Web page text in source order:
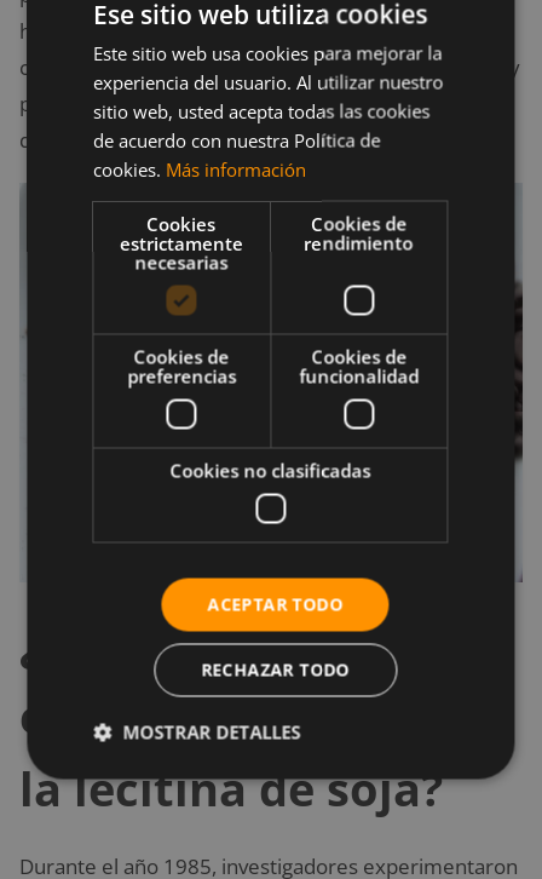
humano. Aún así, no sólo estamos expuestos a los
compuestos químicos utilizados para el crecimiento y
producción de la soja, sino a casi todos los alimentos
que consumimos.
¿Cuáles son los
efectos negativos de
la lecitina de soja?
Durante el año 1985, investigadores experimentaron
Ese sitio web utiliza cookies
Este sitio web usa cookies para mejorar la
experiencia del usuario. Al utilizar nuestro
sitio web, usted acepta todas las cookies
de acuerdo con nuestra Política de
cookies. Más información
Cookies
estrictamente
necesarias
Cookies de
rendimiento
Cookies de
preferencias
Cookies de
funcionalidad
Cookies no clasificadas
ACEPTAR TODO
RECHAZAR TODO
MOSTRAR DETALLES